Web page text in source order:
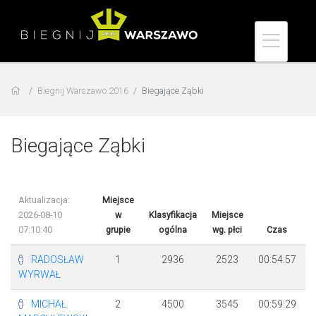
Biegnij Warszawo 2016 Biegające Ząbki
Biegające Ząbki
Aktualizacja:
2026-08-10
07:10:40
Miejsce
w
grupie
Klasyfikacja
ogólna
Miejsce
wg. płci
Czas
RADOSŁAW
WYRWAŁ
1 2936 2523 00:54:57
MICHAŁ
2 4500 3545 00:59:29